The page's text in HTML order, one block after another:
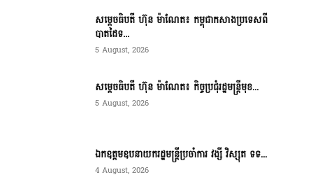
សម្ដេចធិបតី ហ៊ុន ម៉ាណែត៖ កម្ពុជាកសាងប្រទេសពី
បាតដៃទ...
5 August, 2026
សម្ដេចធិបតី ហ៊ុន ម៉ាណែត៖ កិច្ចប្រជុំរដ្ឋមន្ត្រីមុខ...
5 August, 2026
ឯកឧត្តមឧបនាយករដ្ឋមន្ត្រីប្រចាំការ វង្សី វិស្សុត ទទ...
4 August, 2026